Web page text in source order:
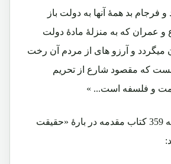
و فرجام بد همۀ آنها به دولت باز
و عمران که به منزلۀ مادۀ دولت
میگردد و آرزو های از مردم آن رخت
که مقصود شارع از تحریم
و فلسفه است... »
ابن خلدون در صفحه 359 کتاب مقدمه در بارۀ «حقیقت